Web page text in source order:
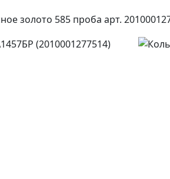
золото 585 проба арт.